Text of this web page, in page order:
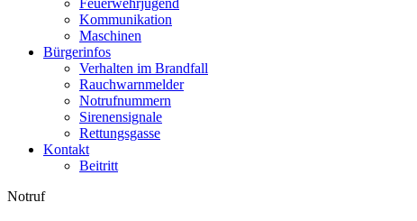
Feuerwehrjugend
Kommunikation
Maschinen
Bürgerinfos
Verhalten im Brandfall
Rauchwarnmelder
Notrufnummern
Sirenensignale
Rettungsgasse
Kontakt
Beitritt
Notruf